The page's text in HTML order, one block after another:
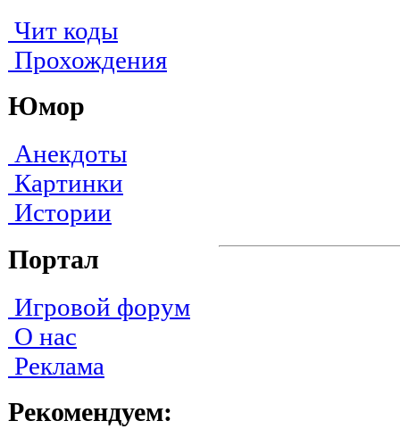
Чит коды
Прохождения
Юмор
Анекдоты
Картинки
Истории
Портал
Игровой форум
О нас
Реклама
Рекомендуем: